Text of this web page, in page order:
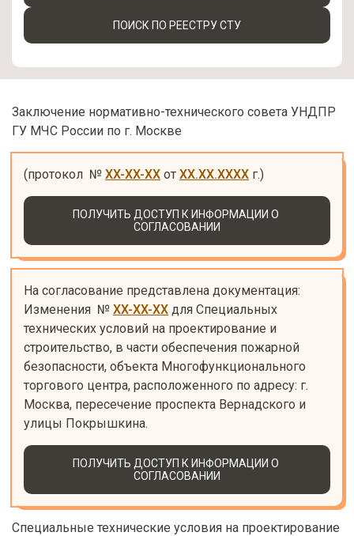
Заключение нормативно-технического совета УНДПР
ГУ МЧС России по г. Москве
(протокол  № XX-XX-XX от XX.XX.XXXX г.)
ПОЛУЧИТЬ ДОСТУП К ИНФОРМАЦИИ О
СОГЛАСОВАНИИ
На согласование представлена документация:
Изменения  № XX-XX-XX для Специальных
технических условий на проектирование и
строительство, в части обеспечения пожарной
безопасности, объекта Многофункционального
торгового центра, расположенного по адресу: г.
Москва, пересечение проспекта Вернадского и
улицы Покрышкина.
ПОЛУЧИТЬ ДОСТУП К ИНФОРМАЦИИ О
СОГЛАСОВАНИИ
Специальные технические условия на проектирование
ПОИСК ПО РЕЕСТРУ СТУ